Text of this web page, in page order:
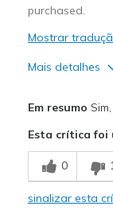
purchased.
Mostrar
Mais detalhes
Comfortable
Durable
Em resumo
Esta crítica foi
0 1
sinalizar esta